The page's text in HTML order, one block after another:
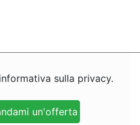
sulla privacy.